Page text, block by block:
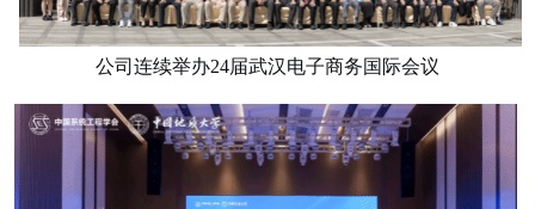
公司连续举办24届武汉电子商务国际会议